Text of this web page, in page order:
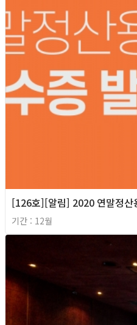
[126호][알림] 2020 연말정산
기간 : 12월